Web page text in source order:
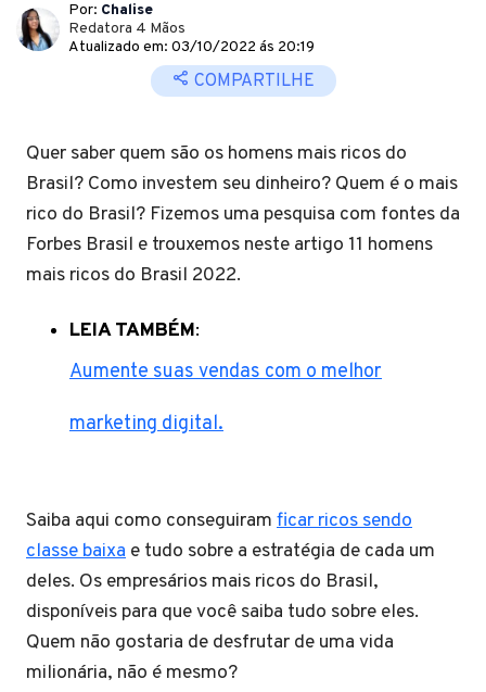
Por: Chalise
Redatora 4 Mãos
Atualizado em: 03/10/2022 ás 20:19
COMPARTILHE
Quer saber quem são os homens mais ricos do
Brasil? Como investem seu dinheiro? Quem é o mais
rico do Brasil? Fizemos uma pesquisa com fontes da
Forbes Brasil e trouxemos neste artigo 11 homens
mais ricos do Brasil 2022.
LEIA TAMBÉM:
Aumente suas vendas com o melhor
marketing digital.
Saiba aqui como conseguiram ficar ricos sendo
classe baixa e tudo sobre a estratégia de cada um
deles. Os empresários mais ricos do Brasil,
disponíveis para que você saiba tudo sobre eles.
Quem não gostaria de desfrutar de uma vida
milionária, não é mesmo?